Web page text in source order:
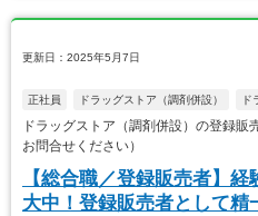
更新日：2025年5月7日
正社員 ドラッグストア（調剤併設） ド
ドラッグストア（調剤併設）の登録
お問合せください）
【総合職／登録販売者】
大中！登録販売者として精